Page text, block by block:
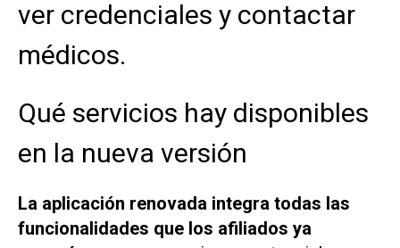
ver credenciales y contactar
médicos.
Qué servicios hay disponibles
en la nueva versión
La aplicación renovada integra todas las
funcionalidades que los afiliados ya